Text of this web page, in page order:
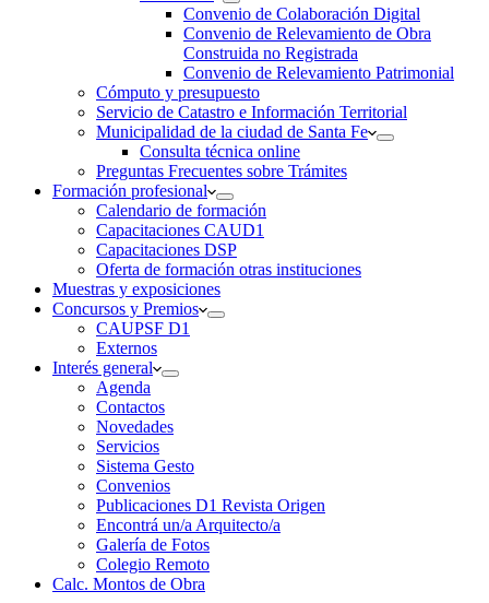
Convenio de Colaboración Digital
Convenio de Relevamiento de Obra
Construida no Registrada
Convenio de Relevamiento Patrimonial
Cómputo y presupuesto
Servicio de Catastro e Información Territorial
Municipalidad de la ciudad de Santa Fe
Consulta técnica online
Preguntas Frecuentes sobre Trámites
Formación profesional
Calendario de formación
Capacitaciones CAUD1
Capacitaciones DSP
Oferta de formación otras instituciones
Muestras y exposiciones
Concursos y Premios
CAUPSF D1
Externos
Interés general
Agenda
Contactos
Novedades
Servicios
Sistema Gesto
Convenios
Publicaciones D1 Revista Origen
Encontrá un/a Arquitecto/a
Galería de Fotos
Colegio Remoto
Calc. Montos de Obra